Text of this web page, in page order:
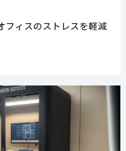
フィスのストレスを軽減